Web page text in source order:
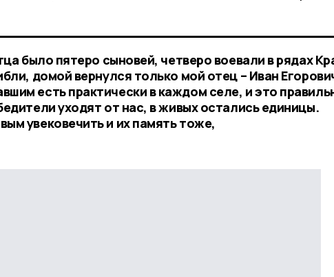
было пятеро сыновей, четверо воевали в рядах
домой вернулся только мой отец – Иван
есть практически в каждом селе, и это
уходят от нас, в живых остались единицы.
увековечить и их память тоже,